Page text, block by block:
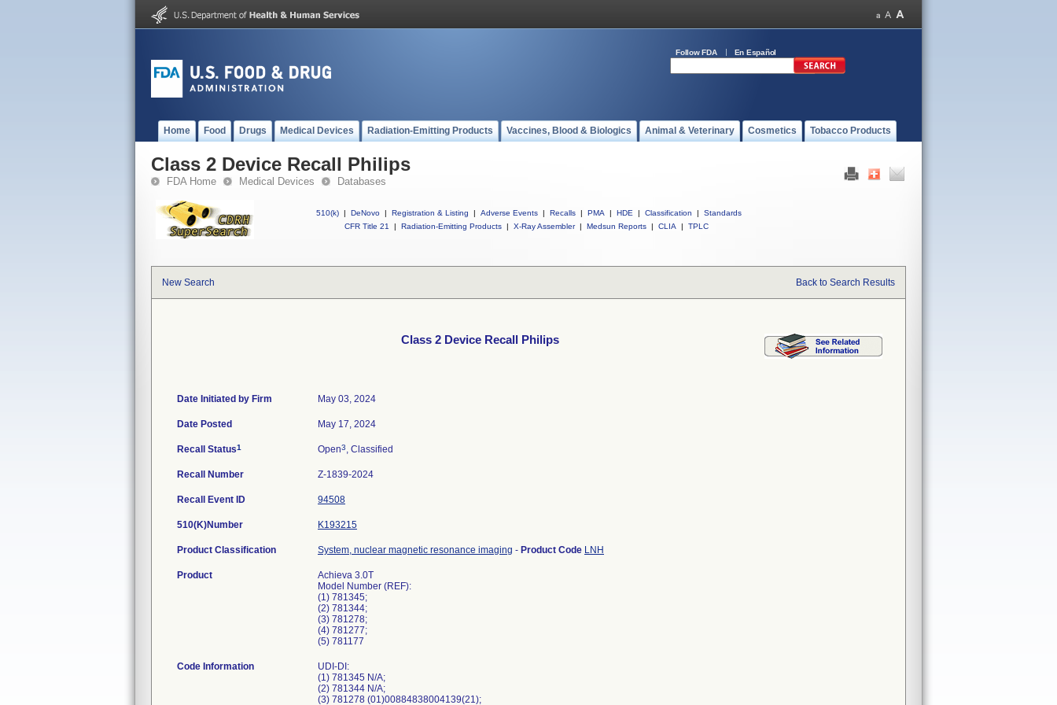
Follow FDA En Español
Home Food Drugs Medical Devices Radiation-Emitting Products Vaccines, Blood & Biologics Animal & Veterinary Cosmetics Tobacco Products
Class 2 Device Recall Philips
FDA Home Medical Devices Databases
510(k) | DeNovo | Registration & Listing | Adverse Events | Recalls | PMA | HDE | Classification |
Standards
CFR Title 21
| Radiation-Emitting Products | X-Ray Assembler | Medsun Reports | CLIA | TPLC
New Search Back to Search Results
Class 2 Device Recall Philips
Date Initiated by Firm May 03, 2024
Date Posted May 17, 2024
Recall Status1 Open3, Classified
Recall Number Z-1839-2024
Recall Event ID 94508
510(K)Number K193215
Product Classification System, nuclear magnetic resonance imaging - Product Code LNH
Product
Achieva 3.0T
Model Number (REF):
(1) 781345;
(2) 781344;
(3) 781278;
(4) 781277;
(5) 781177
Code Information
UDI-DI:
(1) 781345 N/A;
(2) 781344 N/A;
(3) 781278 (01)00884838004139(21);